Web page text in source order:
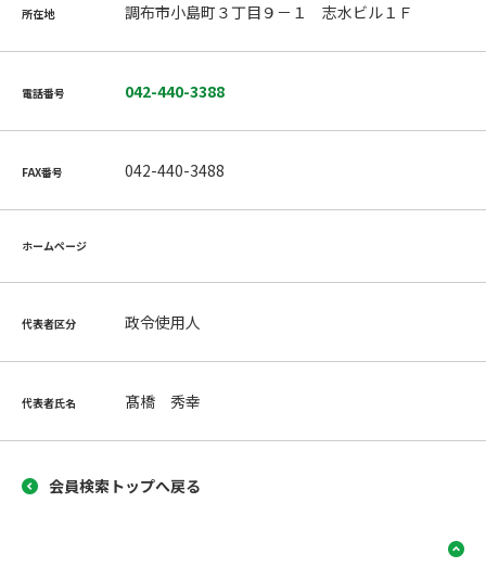
所在地 調布市小島町３丁目９－１ 志水ビル１Ｆ
電話番号 042-440-3388
FAX番号 042-440-3488
ホームページ
代表者区分 政令使用人
代表者氏名 髙橋 秀幸
会員検索トップへ戻る